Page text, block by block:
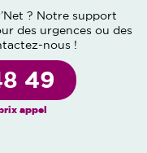
? Notre support
des urgences ou des
nous !
49
appel